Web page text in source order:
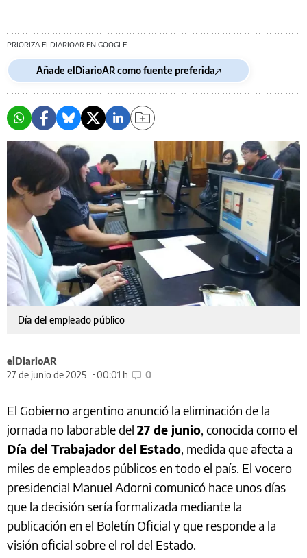
PRIORIZA ELDIARIOAR EN GOOGLE
Añade elDiarioAR como fuente preferida
Día del empleado público
elDiarioAR
27 de junio de 2025
00:01 h 0
El Gobierno argentino anunció la eliminación de la
jornada no laborable del 27 de junio, conocida como el
Día del Trabajador del Estado, medida que afecta a
miles de empleados públicos en todo el país. El vocero
presidencial Manuel Adorni comunicó hace unos días
que la decisión sería formalizada mediante la
publicación en el Boletín Oficial y que responde a la
visión oficial sobre el rol del Estado.